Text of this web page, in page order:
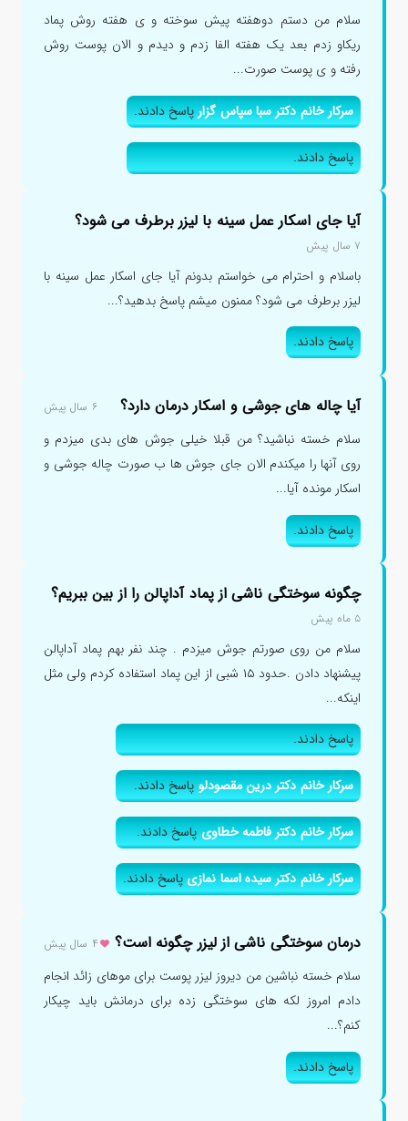
سلام من دستم دوهفته پیش سوخته و ی هفته روش پماد
ریکاو زدم بعد یک هفته الفا زدم و دیدم و الان پوست روش
رفته و ی پوست صورت...
سرکار خانم دکتر سبا سپاس گزارپاسخ دادند.
پاسخ دادند.
آیا جای اسکار عمل سینه با لیزر برطرف می شود؟
۷ سال پیش
باسلام و احترام می خواستم بدونم آیا جای اسکار عمل سینه با
لیزر برطرف می شود؟ ممنون میشم پاسخ بدهید؟...
پاسخ دادند.
آیا چاله های جوشی و اسکار درمان دارد؟ ۶ سال پیش
سلام خسته نباشید؟ من قبلا خیلی جوش های بدی میزدم و
روی آنها را میکندم الان جای جوش ها ب صورت چاله جوشی و
اسکار مونده آیا...
پاسخ دادند.
چگونه سوختگی ناشی از پماد آداپالن را از بین ببریم؟
۵ ماه پیش
سلام من روی صورتم جوش میزدم . چند نفر بهم پماد آداپالن
پیشنهاد دادن .حدود ۱۵ شبی از این پماد استفاده کردم ولی مثل
اینکه...
پاسخ دادند.
سرکار خانم دکتر درین مقصودلوپاسخ دادند.
سرکار خانم دکتر فاطمه خطاویپاسخ دادند.
سرکار خانم دکتر سیده اسما نمازیپاسخ دادند.
درمان سوختگی ناشی از لیزر چگونه است؟ ۴ سال پیش
سلام خسته نباشین من دیروز لیزر پوست برای موهای زائد انجام
دادم امروز لکه های سوختگی زده برای درمانش باید چیکار
کنم؟...
پاسخ دادند.